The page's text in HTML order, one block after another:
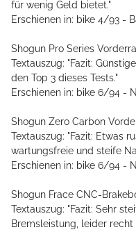
für wenig Geld bietet."
Erschienen in: bike 4/93 -
Shogun Pro Series
Textauszug: "Fazit:
den Top 3 dieses Tests."
Erschienen in: bike 6/94 -
Shogun Zero Carbon
Textauszug: "Fazit: Etwas
wartungsfreie und steife
Erschienen in: bike 6/94 -
Shogun Frace CNC-
Textauszug: "Fazit: Sehr
Bremsleistung, leider recht